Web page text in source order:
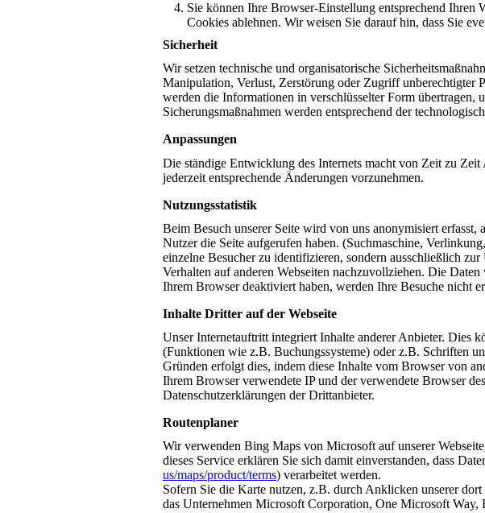
Sie können Ihre Browser-Einstellung entsprechend
Cookies ablehnen. Wir weisen Sie darauf hin, dass Sie
Sicherheit
Wir setzen technische und organisatorische
Manipulation, Verlust, Zerstörung oder Zugriff unberechtigter
werden die Informationen in verschlüsselter Form
Sicherungsmaßnahmen werden entsprechend der
Anpassungen
Die ständige Entwicklung des Internets macht von Zeit zu
jederzeit entsprechende Änderungen vorzunehmen.
Nutzungsstatistik
Beim Besuch unserer Seite wird von uns anonymisiert
Nutzer die Seite aufgerufen haben. (Suchmaschine,
einzelne Besucher zu identifizieren, sondern ausschließlich
Verhalten auf anderen Webseiten nachzuvollziehen. Die
Ihrem Browser deaktiviert haben, werden Ihre Besuche nicht
Inhalte Dritter auf der Webseite
Unser Internetauftritt integriert Inhalte anderer Anbieter. Dies
(Funktionen wie z.B. Buchungssysteme) oder z.B. Schriften
Gründen erfolgt dies, indem diese Inhalte vom Browser von
Ihrem Browser verwendete IP und der verwendete Browser
Datenschutzerklärungen der Drittanbieter.
Routenplaner
Wir verwenden Bing Maps von Microsoft auf unserer
dieses Service erklären Sie sich damit einverstanden, dass
us/maps/product/terms) verarbeitet werden.
Sofern Sie die Karte nutzen, z.B. durch Anklicken unserer
das Unternehmen Microsoft Corporation, One Microsoft